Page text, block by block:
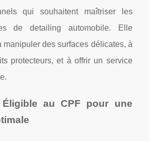
qui souhaitent maîtriser les
de detailing automobile. Elle
manipuler des surfaces délicates, à
protecteurs, et à offrir un service
Éligible au CPF pour une